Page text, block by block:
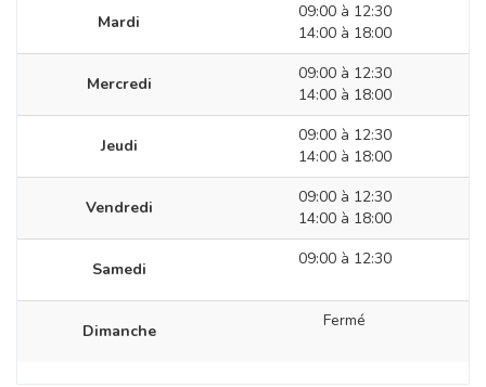
Mardi
09:00 à 12:30
14:00 à 18:00
Mercredi
09:00 à 12:30
14:00 à 18:00
Jeudi
09:00 à 12:30
14:00 à 18:00
Vendredi
09:00 à 12:30
14:00 à 18:00
Samedi
09:00 à 12:30
Dimanche
Fermé